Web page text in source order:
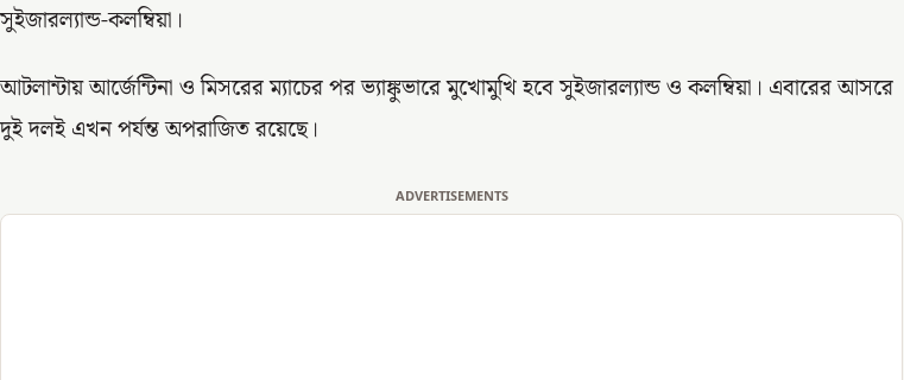
সুইজারল্যান্ড-কলম্বিয়া।
আটলান্টায় আর্জেন্টিনা ও মিসরের ম্যাচের পর ভ্যাঙ্কুভারে মুখোমুখি হবে সুইজারল্যান্ড ও কলম্বিয়া। এবারের আসরে
দুই দলই এখন পর্যন্ত অপরাজিত রয়েছে।
ADVERTISEMENTS